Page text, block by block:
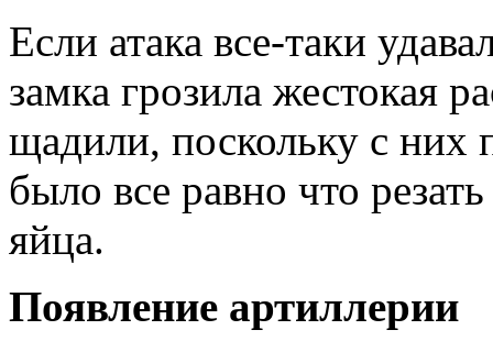
Если атака все-таки
замка грозила жестокая
щадили, по­скольку с них
было все рав­но что
яйца.
Появление артиллерии